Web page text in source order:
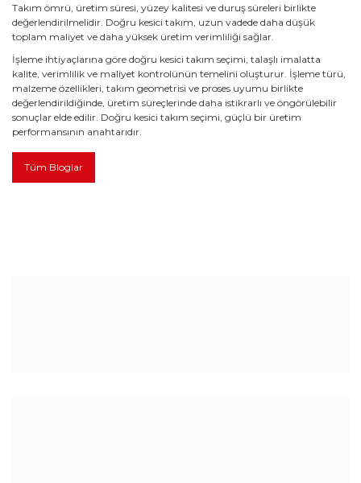
Takım ömrü, üretim süresi, yüzey kalitesi ve duruş süreleri birlikte
değerlendirilmelidir. Doğru kesici takım, uzun vadede daha düşük
toplam maliyet ve daha yüksek üretim verimliliği sağlar.
İşleme ihtiyaçlarına göre doğru kesici takım seçimi, talaşlı imalatta
kalite, verimlilik ve maliyet kontrolünün temelini oluşturur. İşleme türü,
malzeme özellikleri, takım geometrisi ve proses uyumu birlikte
değerlendirildiğinde, üretim süreçlerinde daha istikrarlı ve öngörülebilir
sonuçlar elde edilir. Doğru kesici takım seçimi, güçlü bir üretim
performansının anahtarıdır.
Tüm Bloglar